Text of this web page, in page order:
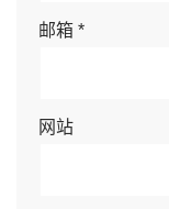
邮箱 *
网站